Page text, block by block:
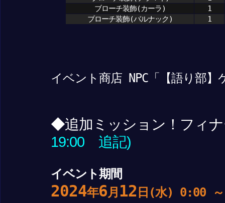
ブローチ装飾(カーラ)
1
ブローチ装飾(バルナック)
1
イベント商店 NPC「【語り部】
◆追加ミッション！フィ
19:00 追記)
イベント期間
2024年6月 12 日(水) 0:00